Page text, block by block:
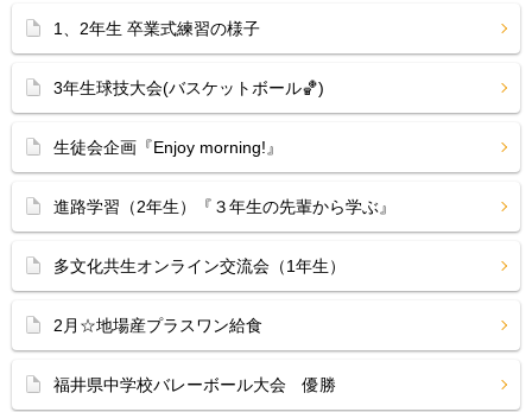
1、2年生 卒業式練習の様子
3年生球技大会(バスケットボール🏀)
生徒会企画『Enjoy morning!』
進路学習（2年生）『３年生の先輩から学ぶ』
多文化共生オンライン交流会（1年生）
2月☆地場産プラスワン給食
福井県中学校バレーボール大会 優勝